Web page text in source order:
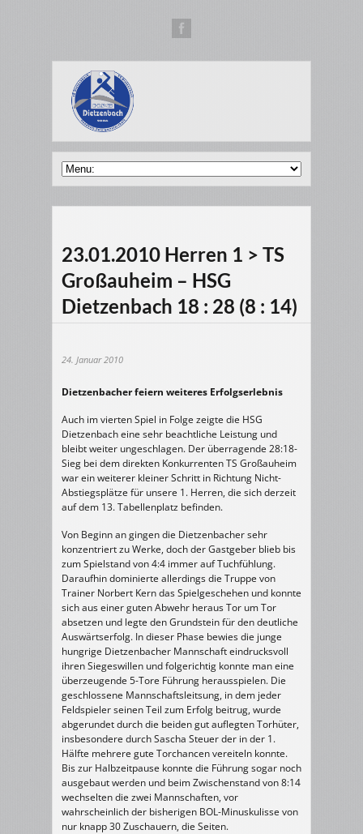
23.01.2010 Herren 1 > TS
Großauheim – HSG
Dietzenbach 18 : 28 (8 : 14)
24. Januar 2010
Dietzenbacher feiern weiteres Erfolgserlebnis
Auch im vierten Spiel in Folge zeigte die HSG
Dietzenbach eine sehr beachtliche Leistung und
bleibt weiter ungeschlagen. Der überragende 28:18-
Sieg bei dem direkten Konkurrenten TS Großauheim
war ein weiterer kleiner Schritt in Richtung Nicht-
Abstiegsplätze für unsere 1. Herren, die sich derzeit
auf dem 13. Tabellenplatz befinden.
Von Beginn an gingen die Dietzenbacher sehr
konzentriert zu Werke, doch der Gastgeber blieb bis
zum Spielstand von 4:4 immer auf Tuchfühlung.
Daraufhin dominierte allerdings die Truppe von
Trainer Norbert Kern das Spielgeschehen und konnte
sich aus einer guten Abwehr heraus Tor um Tor
absetzen und legte den Grundstein für den deutliche
Auswärtserfolg. In dieser Phase bewies die junge
hungrige Dietzenbacher Mannschaft eindrucksvoll
ihren Siegeswillen und folgerichtig konnte man eine
überzeugende 5-Tore Führung herausspielen. Die
geschlossene Mannschaftsleitsung, in dem jeder
Feldspieler seinen Teil zum Erfolg beitrug, wurde
abgerundet durch die beiden gut auflegten Torhüter,
insbesondere durch Sascha Steuer der in der 1.
Hälfte mehrere gute Torchancen vereiteln konnte.
Bis zur Halbzeitpause konnte die Führung sogar noch
ausgebaut werden und beim Zwischenstand von 8:14
wechselten die zwei Mannschaften, vor
wahrscheinlich der bisherigen BOL-Minuskulisse von
nur knapp 30 Zuschauern, die Seiten.